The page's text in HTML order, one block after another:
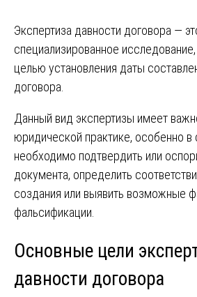
Экспертиза давности договора —
специализированное
целью установления даты
договора.
Данный вид экспертизы имеет
юридической практике, особенно в
необходимо подтвердить или
документа, определить
создания или выявить возможные
фальсификации.
Основные цели
давности договора